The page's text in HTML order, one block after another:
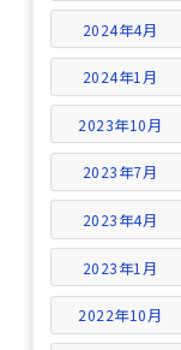
2024年4月
2024年1月
2023年10月
2023年7月
2023年4月
2023年1月
2022年10月